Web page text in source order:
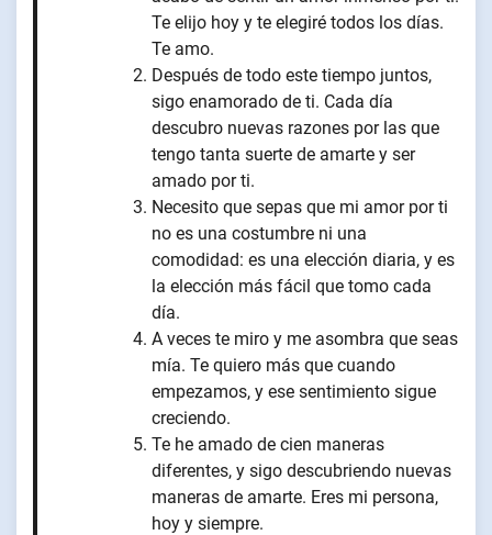
Te elijo hoy y te elegiré todos los días.
Te amo.
Después de todo este tiempo juntos,
sigo enamorado de ti. Cada día
descubro nuevas razones por las que
tengo tanta suerte de amarte y ser
amado por ti.
Necesito que sepas que mi amor por ti
no es una costumbre ni una
comodidad: es una elección diaria, y es
la elección más fácil que tomo cada
día.
A veces te miro y me asombra que seas
mía. Te quiero más que cuando
empezamos, y ese sentimiento sigue
creciendo.
Te he amado de cien maneras
diferentes, y sigo descubriendo nuevas
maneras de amarte. Eres mi persona,
hoy y siempre.